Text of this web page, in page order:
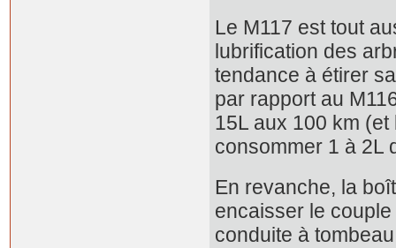
Le M117 est tout
lubrification des
tendance à étirer
par rapport au
15L aux 100 km
consommer 1 à 2L
En revanche, la
encaisser le
conduite à